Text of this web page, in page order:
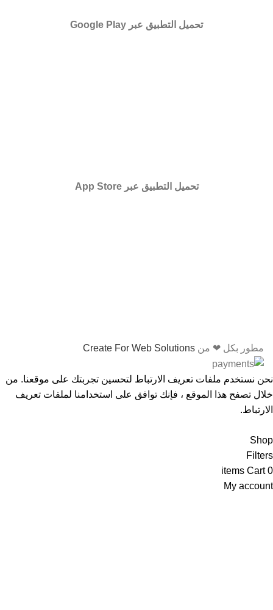
تحميل التطبيق عبر Google Play
تحميل التطبيق عبر App Store
مطور بكل ❤ من Create For Web Solutions
نحن نستخدم ملفات تعريف الارتباط لتحسين تجربتك على موقعنا. من
خلال تصفح هذا الموقع ، فإنك توافق على استخدامنا لملفات تعريف
الارتباط.
Shop
Filters
0
items Cart
My account